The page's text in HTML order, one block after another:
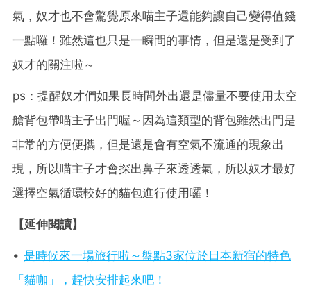
氣，奴才也不會驚覺原來喵主子還能夠讓自己變得值錢
一點囉！雖然這也只是一瞬間的事情，但是還是受到了
奴才的關注啦～
ps：提醒奴才們如果長時間外出還是儘量不要使用太空
艙背包帶喵主子出門喔～因為這類型的背包雖然出門是
非常的方便便攜，但是還是會有空氣不流通的現象出
現，所以喵主子才會探出鼻子來透透氣，所以奴才最好
選擇空氣循環較好的貓包進行使用囉！
【延伸閱讀】
• 是時候來一場旅行啦～盤點3家位於日本新宿的特色
「貓咖」，趕快安排起來吧！